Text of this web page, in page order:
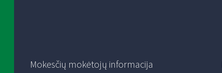
Mokesčių mokėtojų informacija